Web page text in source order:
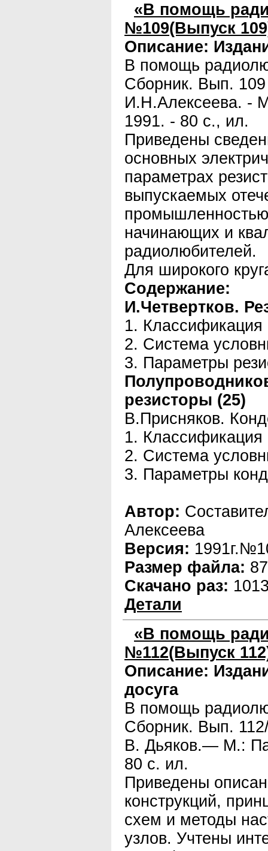
«В помощь
№109(Выпуск
Описание:
В помощь
Сборник. Вып.
И.Н.Алексеева. -
1991. - 80 с., ил.
Приведены
основных
параметрах
выпускаемых
начинающих и
радиолюбителей.
Для широкого
Содержание:
И.Четвертков.
1. Классификация
2. Система
3. Параметры
резисторы (25)
В.Присняков.
1. Классификация
2. Система
3. Параметры
Автор:
Алексеева
Версия:
Размер файла:
Скачано раз:
Детали
«В помощь
№112(Выпуск
Описание:
досуга
В помощь
Сборник. Вып.
В. Дьяков.— М.:
80 с. ил.
Приведены
конструкций,
схем и методы
узлов. Учтены